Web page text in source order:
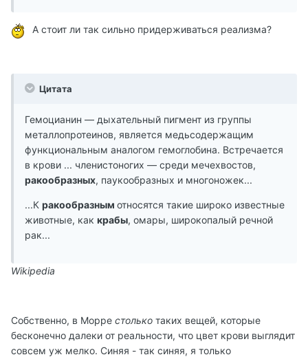
А стоит ли так сильно придерживаться реализма?
Цитата
Гемоцианин — дыхательный пигмент из группы
металлопротеинов, является медьсодержащим
функциональным аналогом гемоглобина. Встречается
в крови ... членистоногих — среди мечехвостов,
ракообразных, паукообразных и многоножек...
...К ракообразным относятся такие широко известные
животные, как крабы, омары, широкопалый речной
рак...
Wikipedia
Собственно, в Морре столько таких вещей, которые
бесконечно далеки от реальности, что цвет крови выглядит
совсем уж мелко. Синяя - так синяя, я только